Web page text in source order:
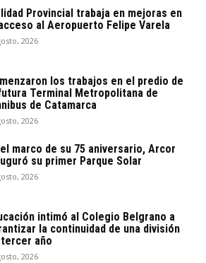
Provincial trabaja en mejoras en
al Aeropuerto Felipe Varela
2026
los trabajos en el predio de
Terminal Metropolitana de
de Catamarca
2026
el marco de su 75 aniversario, Arcor
su primer Parque Solar
2026
intimó al Colegio Belgrano a
la continuidad de una división
año
2026